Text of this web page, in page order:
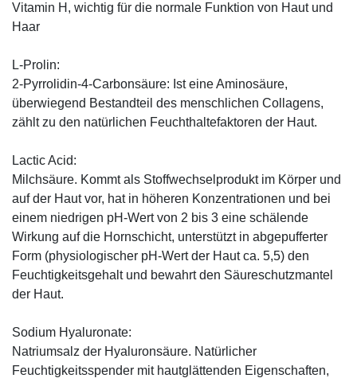
Vitamin H, wichtig für die normale Funktion von Haut und
Haar
L-Prolin:
2-Pyrrolidin-4-Carbonsäure: Ist eine Aminosäure,
überwiegend Bestandteil des menschlichen Collagens,
zählt zu den natürlichen Feuchthaltefaktoren der Haut.
Lactic Acid:
Milchsäure. Kommt als Stoffwechselprodukt im Körper und
auf der Haut vor, hat in höheren Konzentrationen und bei
einem niedrigen pH-Wert von 2 bis 3 eine schälende
Wirkung auf die Hornschicht, unterstützt in abgepufferter
Form (physiologischer pH-Wert der Haut ca. 5,5) den
Feuchtigkeitsgehalt und bewahrt den Säureschutzmantel
der Haut.
Sodium Hyaluronate:
Natriumsalz der Hyaluronsäure. Natürlicher
Feuchtigkeitsspender mit hautglättenden Eigenschaften,